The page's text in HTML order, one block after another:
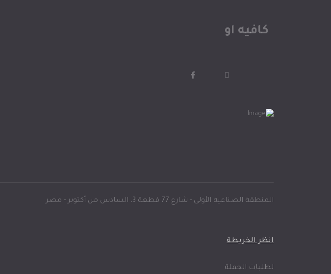
كافيه او
المنطقة الصناعية الأولى - شارع 77 قطعة 3، السادس من أكتوبر - مصر
انظر الخريطة
لطلبات الجملة